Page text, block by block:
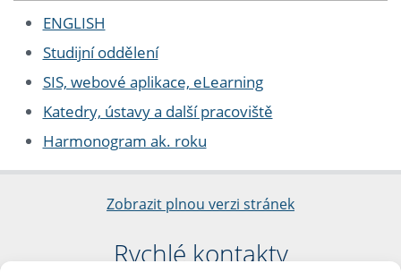
ENGLISH
Studijní oddělení
SIS, webové aplikace, eLearning
Katedry, ústavy a další pracoviště
Harmonogram ak. roku
Zobrazit plnou verzi stránek
Rychlé kontakty